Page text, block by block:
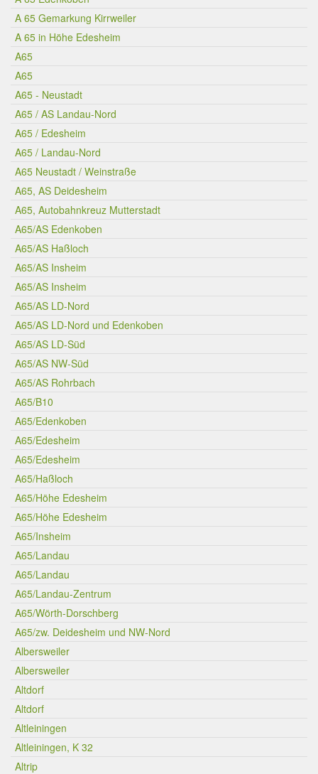
A 65 Gemarkung Kirrweiler
A 65 in Höhe Edesheim
A65
A65
A65 - Neustadt
A65 / AS Landau-Nord
A65 / Edesheim
A65 / Landau-Nord
A65 Neustadt / Weinstraße
A65, AS Deidesheim
A65, Autobahnkreuz Mutterstadt
A65/AS Edenkoben
A65/AS Haßloch
A65/AS Insheim
A65/AS Insheim
A65/AS LD-Nord
A65/AS LD-Nord und Edenkoben
A65/AS LD-Süd
A65/AS NW-Süd
A65/AS Rohrbach
A65/B10
A65/Edenkoben
A65/Edesheim
A65/Edesheim
A65/Haßloch
A65/Höhe Edesheim
A65/Höhe Edesheim
A65/Insheim
A65/Landau
A65/Landau
A65/Landau-Zentrum
A65/Wörth-Dorschberg
A65/zw. Deidesheim und NW-Nord
Albersweiler
Albersweiler
Altdorf
Altdorf
Altleiningen
Altleiningen, K 32
Altrip